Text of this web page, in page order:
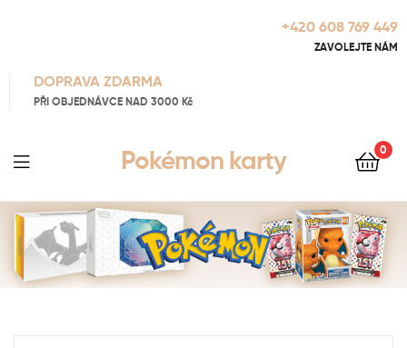
+420 608 769 449
ZAVOLEJTE NÁM
DOPRAVA ZDARMA
PŘI OBJEDNÁVCE NAD 3000 Kč
Pokémon karty 0